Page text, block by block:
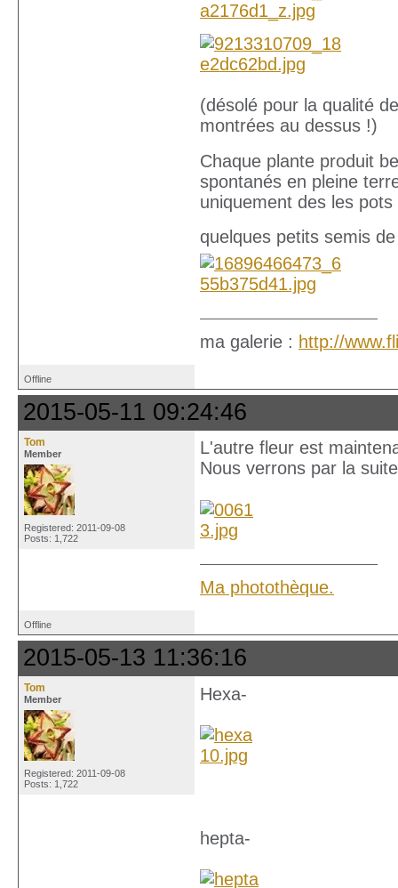
(désolé pour la qualité
montrées au dessus !)
Chaque plante produit
spontanés en pleine
uniquement des les
quelques petits semis
ma galerie : http://
Offline
2015-05-11 09:24:46
Tom
Member
Registered: 2011-09-08
Posts: 1,722
L'autre fleur est
Nous verrons par la
Ma photothèque.
Offline
2015-05-13 11:36:16
Tom
Member
Registered: 2011-09-08
Posts: 1,722
Hexa-
hepta-